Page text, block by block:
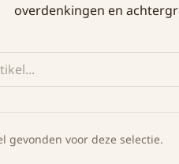
overdenkingen en
gevonden voor deze selectie.